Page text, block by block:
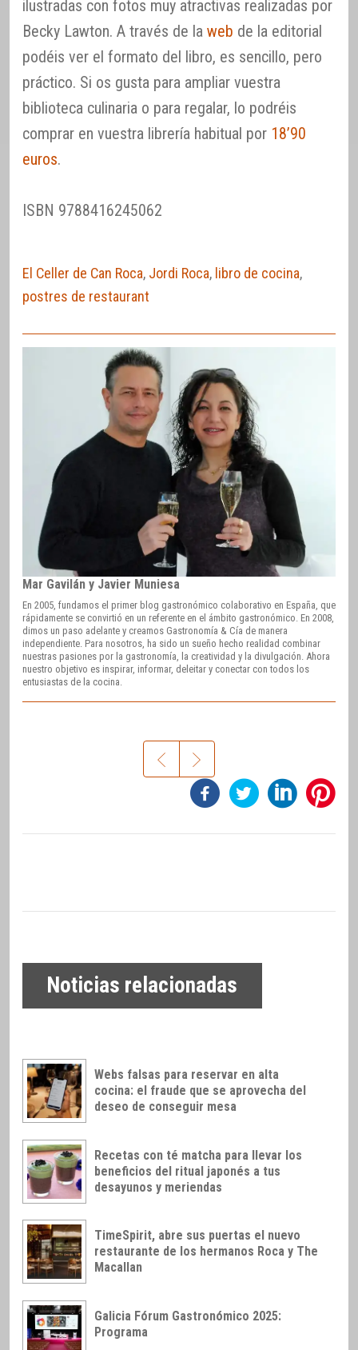
ilustradas con fotos muy atractivas realizadas por
Becky Lawton. A través de la web de la editorial
podéis ver el formato del libro, es sencillo, pero
práctico. Si os gusta para ampliar vuestra
biblioteca culinaria o para regalar, lo podréis
comprar en vuestra librería habitual por 18’90
euros.
ISBN 9788416245062
El Celler de Can Roca, Jordi Roca, libro de cocina,
postres de restaurant
Mar Gavilán y Javier Muniesa
En 2005, fundamos el primer blog gastronómico colaborativo en España, que
rápidamente se convirtió en un referente en el ámbito gastronómico. En 2008,
dimos un paso adelante y creamos Gastronomía & Cía de manera
independiente. Para nosotros, ha sido un sueño hecho realidad combinar
nuestras pasiones por la gastronomía, la creatividad y la divulgación. Ahora
nuestro objetivo es inspirar, informar, deleitar y conectar con todos los
entusiastas de la cocina.
Noticias relacionadas
Webs falsas para reservar en alta
cocina: el fraude que se aprovecha del
deseo de conseguir mesa
Recetas con té matcha para llevar los
beneficios del ritual japonés a tus
desayunos y meriendas
TimeSpirit, abre sus puertas el nuevo
restaurante de los hermanos Roca y The
Macallan
Galicia Fórum Gastronómico 2025:
Programa